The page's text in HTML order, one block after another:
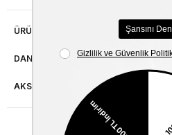
ÜRÜN ÖZELLIKLERI
DANIŞMA HATTI
AKSESUAR ONARIMI